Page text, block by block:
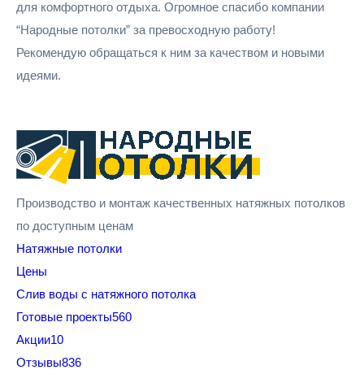
для комфортного отдыха. Огромное спасибо компании
“Народные потолки” за превосходную работу!
Рекомендую обращаться к ним за качеством и новыми
идеями.
Производство и монтаж качественных натяжных потолков
по доступным ценам
Натяжные потолки
Цены
Cлив воды с натяжного потолка
Готовые проекты560
Акции10
Отзывы836